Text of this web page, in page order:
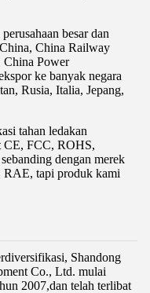
besar dan
China Railway
China Power
ke banyak negara
Rusia, Italia, Jepang,
tahan ledakan
CE, FCC, ROHS,
dengan merek
RAE, tapi produk kami
Shandong
Co., Ltd. mulai
2007,dan telah terlibat